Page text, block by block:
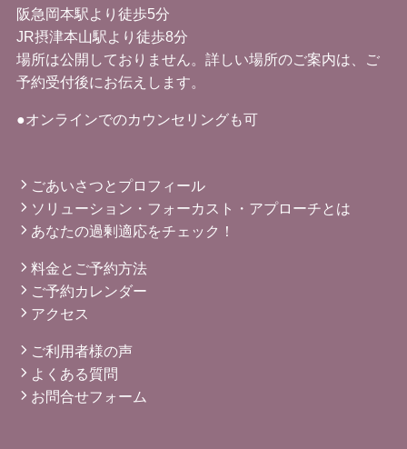
阪急岡本駅より徒歩5分
JR摂津本山駅より徒歩8分
場所は公開しておりません。詳しい場所のご案内は、ご
予約受付後にお伝えします。
●オンラインでのカウンセリングも可
ごあいさつとプロフィール
ソリューション・フォーカスト・アプローチとは
あなたの過剰適応をチェック！
料金とご予約方法
ご予約カレンダー
アクセス
ご利用者様の声
よくある質問
お問合せフォーム